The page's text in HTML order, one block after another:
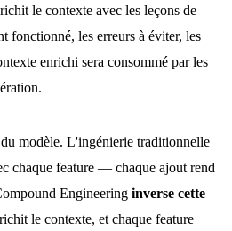
le contexte avec les leçons de
fonctionné, les erreurs à éviter, les
enrichi sera consommé par les
modèle. L'ingénierie traditionnelle
chaque feature — chaque ajout rend
Engineering inverse cette
le contexte, et chaque feature